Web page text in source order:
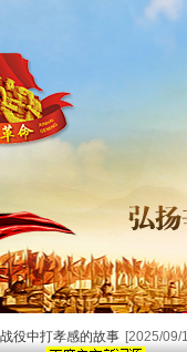
中打孝感的故事 [2025/09/16]